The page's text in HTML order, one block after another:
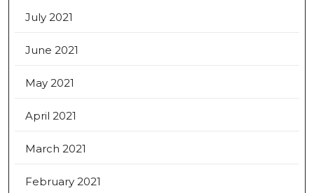
July 2021
June 2021
May 2021
April 2021
March 2021
February 2021